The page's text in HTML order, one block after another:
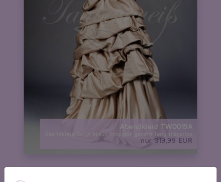
Abendkleid TW0019A
Abendkleid Satin braun chocolat gerafft lang trägerlos
nur 319,99 EUR